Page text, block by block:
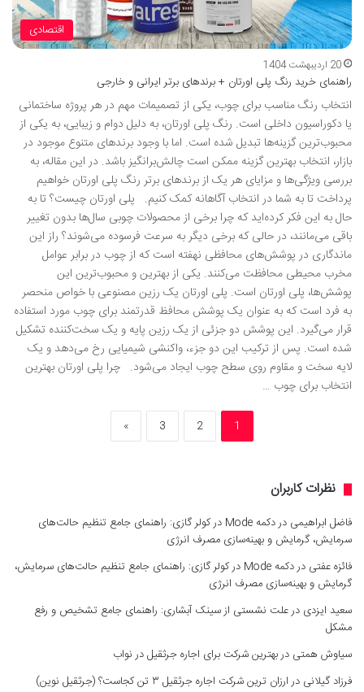
اقتصادی
20 اردیبهشت 1404
راهنمای خرید رنگ پلی اورتان + برندهای برتر ایرانی و خارجی
انتخاب رنگ مناسب برای چوب، یکی از تصمیمات مهم در هر پروژه ساختمانی
یا دکوراسیون داخلی است. رنگ پلی اورتان، به دلیل دوام و زیبایی، به یکی از
محبوب‌ترین گزینه‌ها تبدیل شده است. اما با وجود برندهای متنوع موجود در
بازار، انتخاب بهترین گزینه ممکن است چالش‌برانگیز باشد. در این مقاله، به
بررسی ویژگی‌ها و مزایای هر یک از برندهای برتر رنگ پلی اورتان خواهیم
پرداخت تا به شما در انتخاب آگاهانه کمک کنیم. پلی اورتان چیست؟ تا به
حال به این فکر کرده‌اید که چرا برخی از محصولات چوبی سال‌ها بدون تغییر
باقی می‌مانند، در حالی که برخی دیگر به سرعت فرسوده می‌شوند؟ راز این
ماندگاری در پوشش‌های محافظی نهفته است که از چوب در برابر عوامل
مخرب محیطی محافظت می‌کنند. یکی از بهترین و محبوب‌ترین این
پوشش‌ها، پلی اورتان است. پلی اورتان یک رزین مصنوعی با خواص منحصر
به فرد است که به عنوان یک پوشش محافظ قدرتمند برای چوب مورد استفاده
قرار می‌گیرد. این پوشش دو جزئی از یک رزین پایه و یک سخت‌کننده تشکیل
شده است. پس از ترکیب این دو جزء، واکنشی شیمیایی رخ می‌دهد و یک
لایه سخت و مقاوم روی سطح چوب ایجاد می‌شود. چرا پلی اورتان بهترین
انتخاب برای چوب …
1
2
3
»
نظرات کاربران
فاضل ابراهیمی در
دکمه Mode در کولر گازی: راهنمای جامع تنظیم حالت‌های
سرمایش، گرمایش و بهینه‌سازی مصرف انرژی
فائزه عفتی در
دکمه Mode در کولر گازی: راهنمای جامع تنظیم حالت‌های سرمایش،
گرمایش و بهینه‌سازی مصرف انرژی
سعید ایزدی درعلت نشستی از سینک آبشاری: راهنمای جامع تشخیص و رفع
مشکل
سیاوش همتی دربهترین شرکت برای اجاره جرثقیل در نواب
فرزاد گیلانی درارزان ترین شرکت اجاره جرثقیل ۳ تن کجاست؟ (جرثقیل نوین)